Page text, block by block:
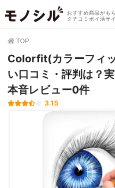
おすすめ商品がも
クチコミポイ活サ
TOP
Colorfit(カラーフィ
い口コミ・評判は？
本音レビュー0件
3.15